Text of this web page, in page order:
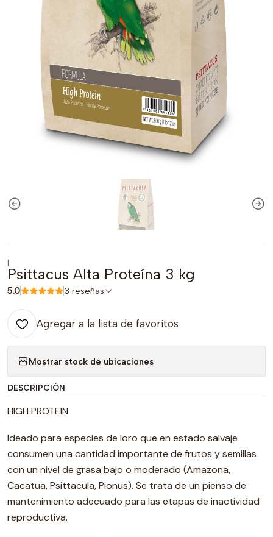
|
Psittacus Alta Proteína 3 kg
5.0 3 reseñas
Agregar a la lista de favoritos
Mostrar stock de ubicaciones
DESCRIPCIÓN
HIGH PROTEIN
Ideado para especies de loro que en estado salvaje
consumen una cantidad importante de frutos y semillas
con un nivel de grasa bajo o moderado (Amazona,
Cacatua, Psittacula, Pionus). Se trata de un pienso de
mantenimiento adecuado para las etapas de inactividad
reproductiva.